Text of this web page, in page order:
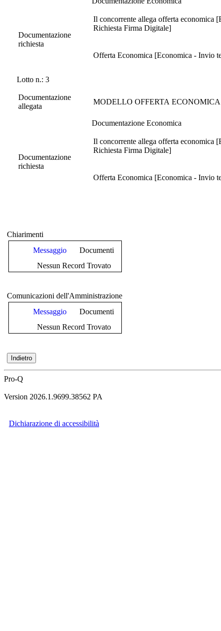
Documentazione
richiesta
Il concorrente allega offerta
Richiesta Firma Digitale]
Offerta Economica [Economica - Invio
Lotto n.: 3
Documentazione
allegata
MODELLO OFFERTA
Documentazione Economica
Documentazione
richiesta
Il concorrente allega offerta
Richiesta Firma Digitale]
Offerta Economica [Economica - Invio
Chiarimenti
Messaggio
Documenti
Nessun Record Trovato
Comunicazioni dell'Amministrazione
Messaggio
Documenti
Nessun Record Trovato
Pro-Q
Version 2026.1.9699.38562 PA
Dichiarazione di accessibilità